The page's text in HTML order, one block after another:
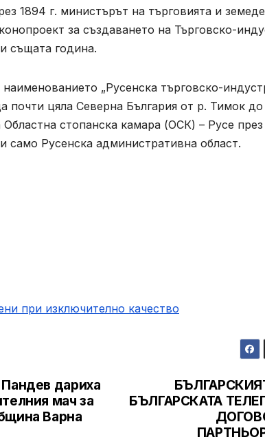
1894 г. министърът на търговията и
за създаването на Търговско-
същата година.
„Русенска търговско-
почти цяла Северна България от р. Тимок
стопанска камара (ОСК) – Русе през
само Русенска административна област.
при изключително качество
БЪЛГАРСКАТА
дариха
мач за
Варна